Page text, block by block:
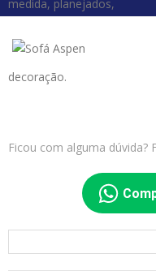
Ficou com alguma dúvida?